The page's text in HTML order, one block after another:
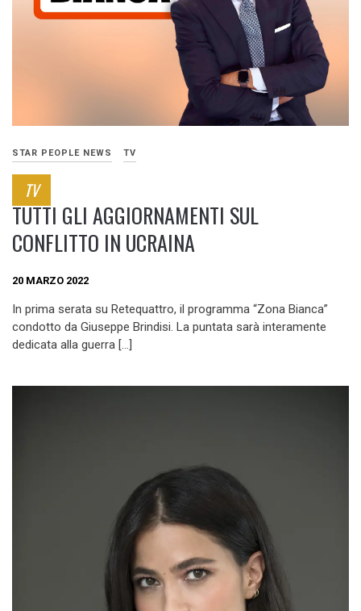
STAR PEOPLE NEWS TV
TV
TUTTI GLI AGGIORNAMENTI SUL
CONFLITTO IN UCRAINA
20 MARZO 2022
In prima serata su Retequattro, il programma “Zona Bianca”
condotto da Giuseppe Brindisi. La puntata sarà interamente
dedicata alla guerra […]